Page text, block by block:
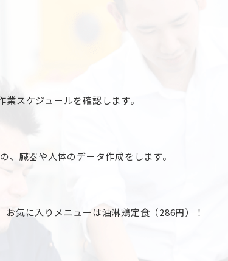
スケジュールを確認します。
、臓器や人体のデータ作成をします。
お気に入りメニューは油淋鶏定食（286円）！